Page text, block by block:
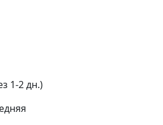
1-2 дн.)